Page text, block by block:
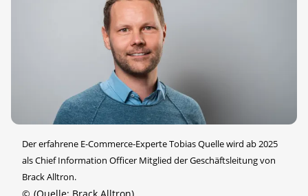
Der erfahrene E-Commerce-Experte Tobias Quelle wird ab 2025
als Chief Information Officer Mitglied der Geschäftsleitung von
Brack Alltron.